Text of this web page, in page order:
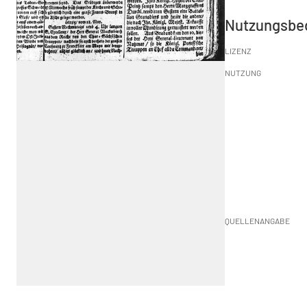
LIZENZ
NUTZUNG
QUELLENANGABE